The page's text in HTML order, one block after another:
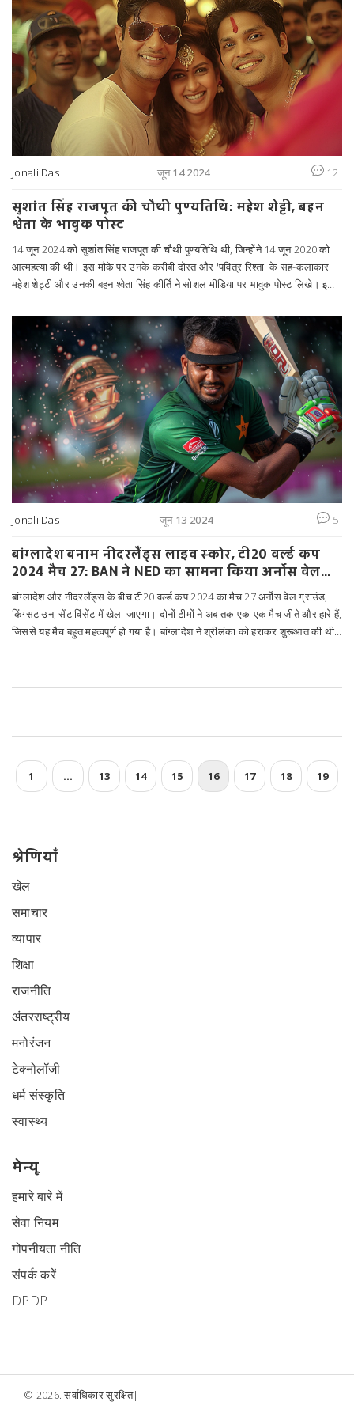
Jonali Das जून 14 2024 12
सुशांत सिंह राजपूत की चौथी पुण्यतिथि: महेश शेट्टी, बहन
श्वेता के भावुक पोस्ट
14 जून 2024 को सुशांत सिंह राजपूत की चौथी पुण्यतिथि थी, जिन्होंने 14 जून 2020 को
आत्महत्या की थी। इस मौके पर उनके करीबी दोस्त और 'पवित्र रिश्ता' के सह-कलाकार
महेश शेट्टी और उनकी बहन श्वेता सिंह कीर्ति ने सोशल मीडिया पर भावुक पोस्ट लिखे। इस
Jonali Das जून 13 2024 5
बांग्लादेश बनाम नीदरलैंड्स लाइव स्कोर, टी20 वर्ल्ड कप
2024 मैच 27: BAN ने NED का सामना किया अर्नोस वेल
ग्राउंड पर
बांग्लादेश और नीदरलैंड्स के बीच टी20 वर्ल्ड कप 2024 का मैच 27 अर्नोस वेल ग्राउंड,
किंग्सटाउन, सेंट विंसेंट में खेला जाएगा। दोनों टीमों ने अब तक एक-एक मैच जीते और हारे हैं,
जिससे यह मैच बहुत महत्वपूर्ण हो गया है। बांग्लादेश ने श्रीलंका को हराकर शुरूआत की थी
1 … 13 14 15 16 17 18 19
श्रेणियाँ
खेल
समाचार
व्यापार
शिक्षा
राजनीति
अंतरराष्ट्रीय
मनोरंजन
टेक्नोलॉजी
धर्म संस्कृति
स्वास्थ्य
मेन्यू
हमारे बारे में
सेवा नियम
गोपनीयता नीति
संपर्क करें
DPDP
© 2026. सर्वाधिकार सुरक्षित|